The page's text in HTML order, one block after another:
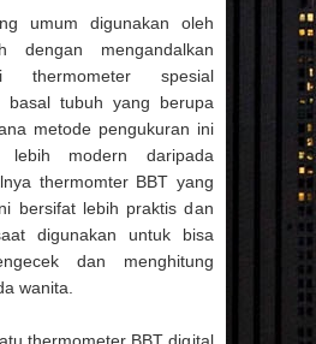
umum digunakan oleh
dengan mengandalkan
thermometer spesial
basal tubuh yang berupa
metode pengukuran ini
lebih modern daripada
thermomter BBT yang
bersifat lebih praktis dan
digunakan untuk bisa
dan menghitung
wanita.